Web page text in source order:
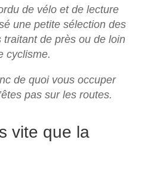
de vélo et de lecture
une petite sélection des
traitant de près ou de loin
cyclisme.
de quoi vous occuper
pas sur les routes.
vite que la